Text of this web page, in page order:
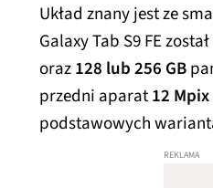
Układ znany jest ze
Galaxy Tab S9 FE
oraz128 lub 256 GB
przedni aparat12 Mpix
podstawowych